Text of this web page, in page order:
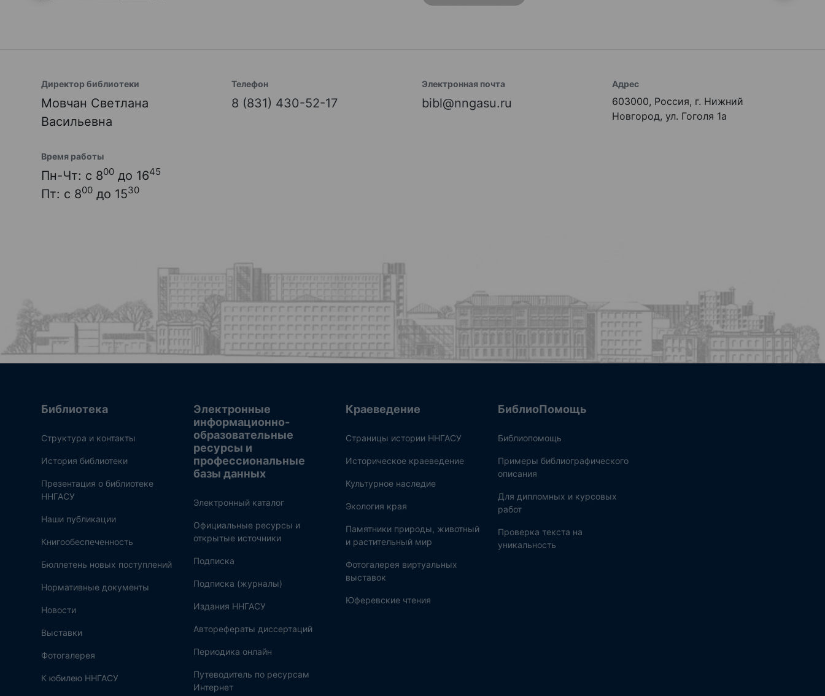
Директор библиотеки
Мовчан Светлана
Васильевна
Телефон
8 (831) 430-52-17
Электронная почта
bibl@nngasu.ru
Адрес
603000, Россия, г. Нижний
Новгород, ул. Гоголя 1а
Время работы
Пн-Чт: с 800 до 1645
Пт: с 800 до 1530
Библиотека
Структура и контакты
История библиотеки
Презентация о библиотеке
ННГАСУ
Наши публикации
Книгообеспеченность
Бюллетень новых поступлений
Нормативные документы
Новости
Выставки
Фотогалерея
К юбилею ННГАСУ
Электронные
информационно-
образовательные
ресурсы и
профессиональные
базы данных
Электронный каталог
Официальные ресурсы и
открытые источники
Подписка
Подписка (журналы)
Издания ННГАСУ
Авторефераты диссертаций
Периодика онлайн
Путеводитель по ресурсам
Интернет
Краеведение
Страницы истории ННГАСУ
Историческое краеведение
Культурное наследие
Экология края
Памятники природы, животный
и растительный мир
Фотогалерея виртуальных
выставок
Юферевские чтения
БиблиоПомощь
Библиопомощь
Примеры библиографического
описания
Для дипломных и курсовых
работ
Проверка текста на
уникальность